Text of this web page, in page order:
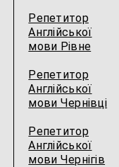
Репетитор
Англійської
мови Рівне
Репетитор
Англійської
мови Чернівці
Репетитор
Англійської
мови Чернігів